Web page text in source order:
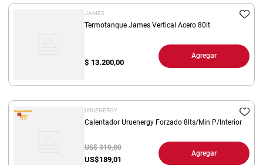
JAMES
Termotanque James Vertical Acero 80lt
$ 13.200,00
Agregar
URUENERGY
Calentador Uruenergy Forzado 8lts/Min P/Interior
US$189,01
US$ 310,00
Agregar